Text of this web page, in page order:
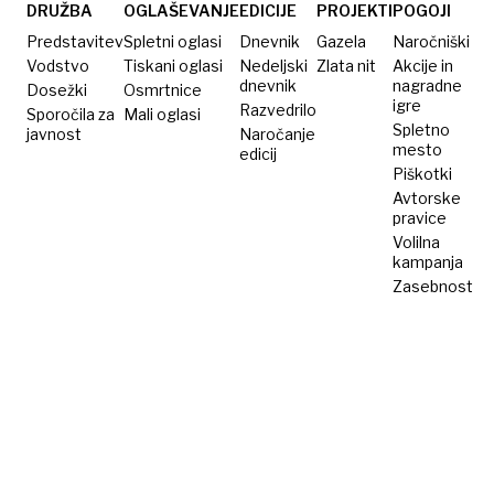
DRUŽBA
Predstavitev
Vodstvo
Dosežki
Sporočila za
javnost
OGLAŠEVANJE
Spletni oglasi
Tiskani oglasi
Osmrtnice
Mali oglasi
EDICIJE
Dnevnik
Nedeljski
dnevnik
Razvedrilo
Naročanje
edicij
PROJEKTI
Gazela
Zlata nit
POGOJI
Naročniški
Akcije in
nagradne
igre
Spletno
mesto
Piškotki
Avtorske
pravice
Volilna
kampanja
Zasebnost